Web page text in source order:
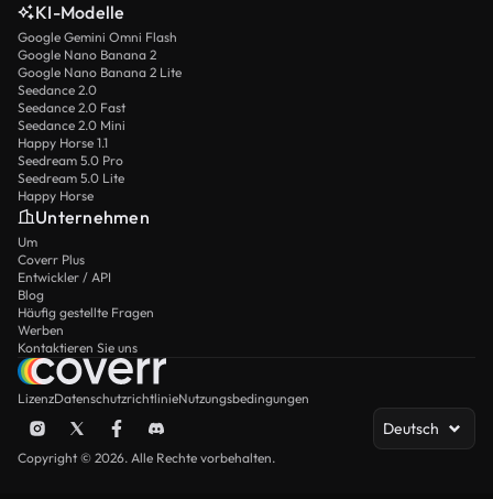
KI-Modelle
Google Gemini Omni Flash
Google Nano Banana 2
Google Nano Banana 2 Lite
Seedance 2.0
Seedance 2.0 Fast
Seedance 2.0 Mini
Happy Horse 1.1
Seedream 5.0 Pro
Seedream 5.0 Lite
Happy Horse
Unternehmen
Um
Coverr Plus
Entwickler / API
Blog
Häufig gestellte Fragen
Werben
Kontaktieren Sie uns
LizenzDatenschutzrichtlinieNutzungsbedingungen
Deutsch
Copyright © 2026. Alle Rechte vorbehalten.